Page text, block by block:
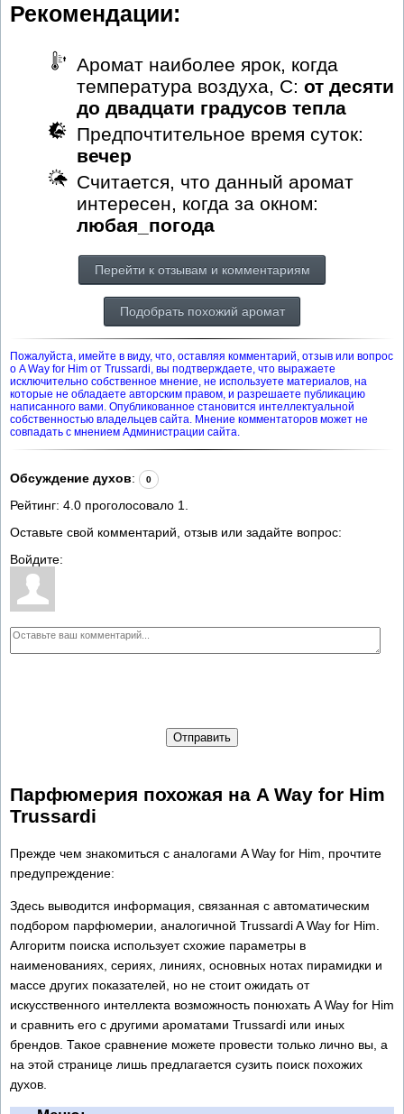
Рекомендации:
Аромат наиболее ярок, когда
температура воздуха, С: от десяти
до двадцати градусов тепла
Предпочтительное время суток:
вечер
Считается, что данный аромат
интересен, когда за окном:
любая_погода
Перейти к отзывам и комментариям
Подобрать похожий аромат
Пожалуйста, имейте в виду, что, оставляя комментарий, отзыв или вопрос
о A Way for Him от Trussardi, вы подтверждаете, что выражаете
исключительно собственное мнение, не используете материалов, на
которые не обладаете авторским правом, и разрешаете публикацию
написанного вами. Опубликованное становится интеллектуальной
собственностью владельцев сайта. Мнение комментаторов может не
совпадать с мнением Администрации сайта.
Обсуждение духов: 0
Рейтинг: 4.0 проголосовало 1
Оставьте свой комментарий, отзыв или задайте вопрос:
Войдите:
Отправить
Парфюмерия похожая на A Way for Him
Trussardi
Прежде чем знакомиться с аналогами A Way for Him, прочтите
предупреждение:
Здесь выводится информация, связанная с автоматическим
подбором парфюмерии, аналогичной Trussardi A Way for Him.
Алгоритм поиска использует схожие параметры в
наименованиях, сериях, линиях, основных нотах пирамидки и
массе других показателей, но не стоит ожидать от
искусственного интеллекта возможность понюхать A Way for Him
и сравнить его с другими ароматами Trussardi или иных
брендов. Такое сравнение можете провести только лично вы, а
на этой странице лишь предлагается сузить поиск похожих
духов.